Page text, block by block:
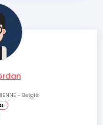
- België